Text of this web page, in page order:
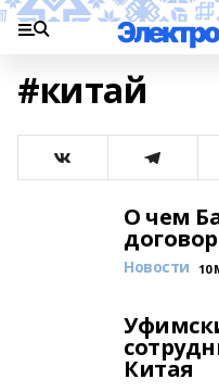
#китай
О чем
Новости 10
Китая